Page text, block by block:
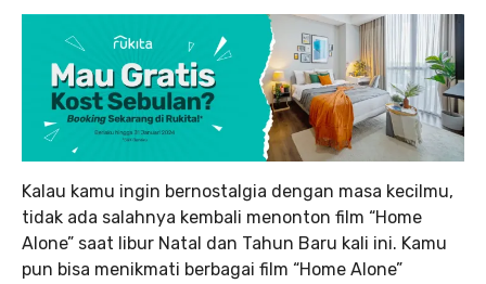
Kalau kamu ingin bernostalgia dengan masa kecilmu,
tidak ada salahnya kembali menonton film “Home
Alone” saat libur Natal dan Tahun Baru kali ini. Kamu
pun bisa menikmati berbagai film “Home Alone”